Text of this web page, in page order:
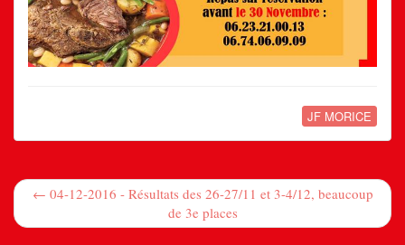
JF MORICE
← 04-12-2016 - Résultats des 26-27/11 et 3-4/12, beaucoup
de 3e places